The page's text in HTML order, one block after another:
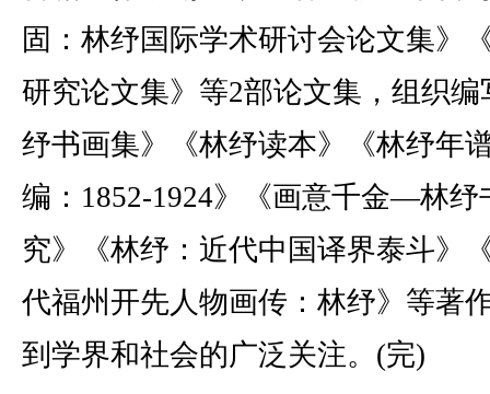
固：林纾国际学术研讨会论文集》
研究论文集》等2部论文集，组织编
纾书画集》《林纾读本》《林纾年
编：1852-1924》《画意千金—林纾
究》《林纾：近代中国译界泰斗》
代福州开先人物画传：林纾》等著
到学界和社会的广泛关注。(完)